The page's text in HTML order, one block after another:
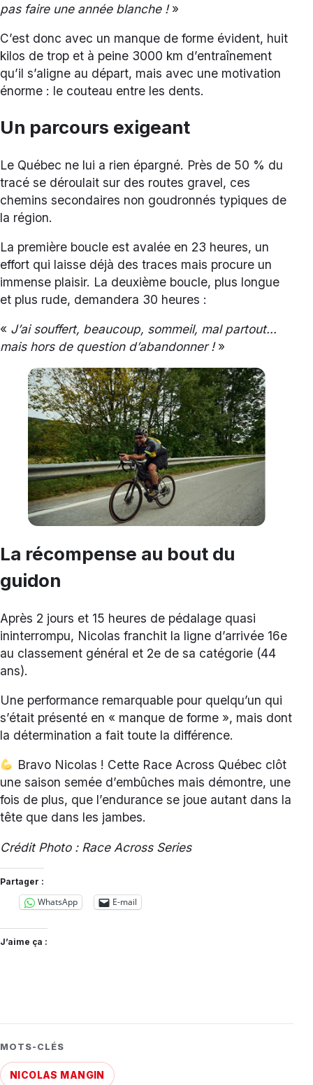
pas faire une année blanche !»
C’est donc avec un manque de forme évident, huit
kilos de trop et à peine 3000 km d’entraînement
qu’il s’aligne au départ, mais avec une motivation
énorme : le couteau entre les dents.
Un parcours exigeant
Le Québec ne lui a rien épargné. Près de 50 % du
tracé se déroulait sur des routes gravel, ces
chemins secondaires non goudronnés typiques de
la région.
La première boucle est avalée en 23 heures, un
effort qui laisse déjà des traces mais procure un
immense plaisir. La deuxième boucle, plus longue
et plus rude, demandera 30 heures :
« J’ai souffert, beaucoup, sommeil, mal partout…
mais hors de question d’abandonner !»
La récompense au bout du
guidon
Après 2 jours et 15 heures de pédalage quasi
ininterrompu, Nicolas franchit la ligne d’arrivée 16e
au classement général et 2e de sa catégorie (44
ans).
Une performance remarquable pour quelqu’un qui
s’était présenté en « manque de forme », mais dont
la détermination a fait toute la différence.
Bravo Nicolas ! Cette Race Across Québec clôt
une saison semée d’embûches mais démontre, une
fois de plus, que l’endurance se joue autant dans la
tête que dans les jambes.
Crédit Photo : Race Across Series
Partager :
WhatsApp E-mail
J’aime ça :
MOTS-CLÉS
NICOLAS MANGIN